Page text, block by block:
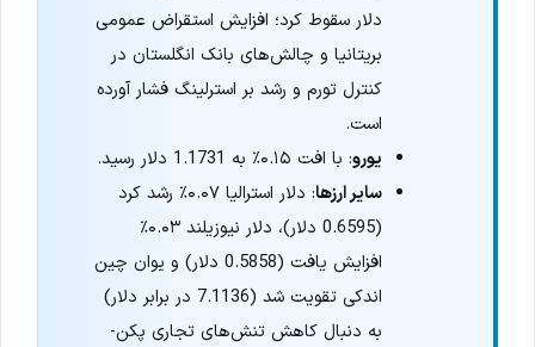
دلار سقوط کرد؛ افزایش استقراض عمومی
بریتانیا و چالش‌های بانک انگلستان در
کنترل تورم و رشد بر استرلینگ فشار آورده
است.
یورو: با افت ۰.۱۵٪ به 1.1731 دلار رسید.
سایر ارزها
: دلار استرالیا ۰.۰۷٪ رشد کرد
(0.6595 دلار)، دلار نیوزیلند ۰.۰۳٪
افزایش یافت (0.5858 دلار) و یوان چین
اندکی تقویت شد (7.1136 در برابر دلار)
به دنبال کاهش تنش‌های تجاری پکن-